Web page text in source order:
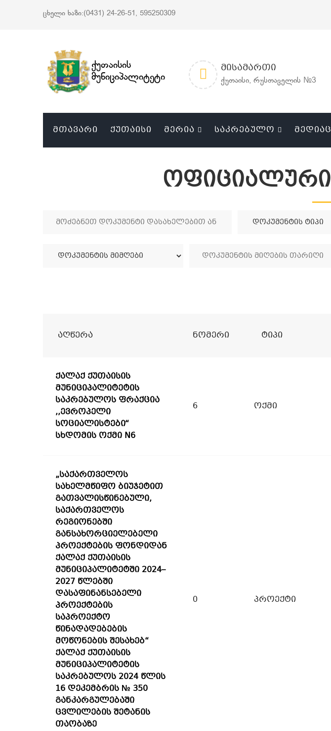
ცხელი ხაზი:(0431) 24-26-51, 595250309
ქუთაისის
მუნიციპალიტეტი
ᲛᲘᲡᲐᲛᲐᲠᲗᲘ
ქუთაისი, რუსთაველის №3
ᲛᲗᲐᲕᲐᲠᲘ ᲥᲣᲗᲐᲘᲡᲘ ᲛᲔᲠᲘᲐ ᲡᲐᲙᲠᲔᲑᲣᲚᲝ
ოფიციალური
Აღწერა Ნომერი Ტიპი
ქალაქ ქუთაისის
მუნიციპალიტეტის
საკრებულოს ფრაქცია
,,ევროპელი
სოციალისტები“
სხდომის ოქმი N6
6 ოქმი
„საქართველოს
სახელმწიფო ბიუჯეტით
გათვალისწინებული,
საქართველოს
რეგიონებში
განსახორციელებელი
პროექტების ფონდიდან
ქალაქ ქუთაისის
მუნიციპალიტეტში 2024–
2027 წლებში
დასაფინანსებელი
პროექტების
საპროექტო
წინადადებების
მოწონების შესახებ“
ქალაქ ქუთაისის
მუნიციპალიტეტის
საკრებულოს 2024 წლის
16 დეკემბრის № 350
განკარგულებაში
ცვლილების შეტანის
თაობაზე
0 პროექტი